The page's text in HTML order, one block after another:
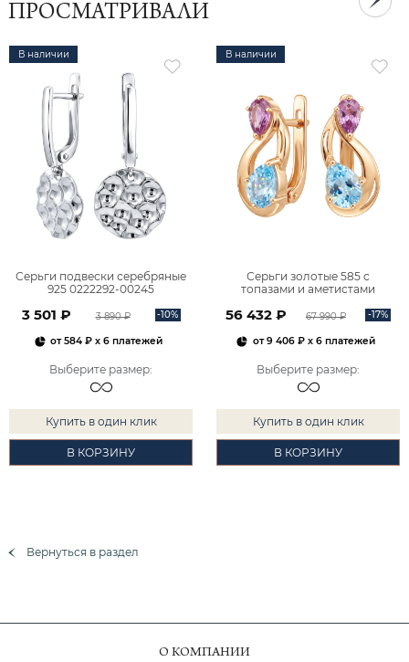
ПРОСМАТРИВАЛИ
В наличии
Серьги подвески серебряные
925 0222292-00245
3 501 ₽ 3 890 ₽ -10%
от584 ₽ x 6 платежей
Выберите размер:
Купить в один клик
В КОРЗИНУ
В наличии
Серьги золотые 585 с
топазами и аметистами
56 432 ₽ 67 990 ₽ -17%
от9 406 ₽x 6 платежей
Выберите размер:
Купить в один клик
В КОРЗИНУ
Вернуться в раздел
О КОМПАНИИ